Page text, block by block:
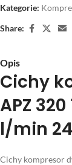
Kategorie:
Share:
Opis
Cichy
APZ
l/min
Cichy kompresor